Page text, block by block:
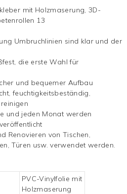
Umbruchlinien sind klar und der
die erste Wahl für
und bequemer Aufbau
feuchtigkeitsbeständig,
und jeden Monat werden
Renovieren von Tischen,
Türen usw. verwendet werden.
PVC-Vinylfolie mit
Holzmaserung